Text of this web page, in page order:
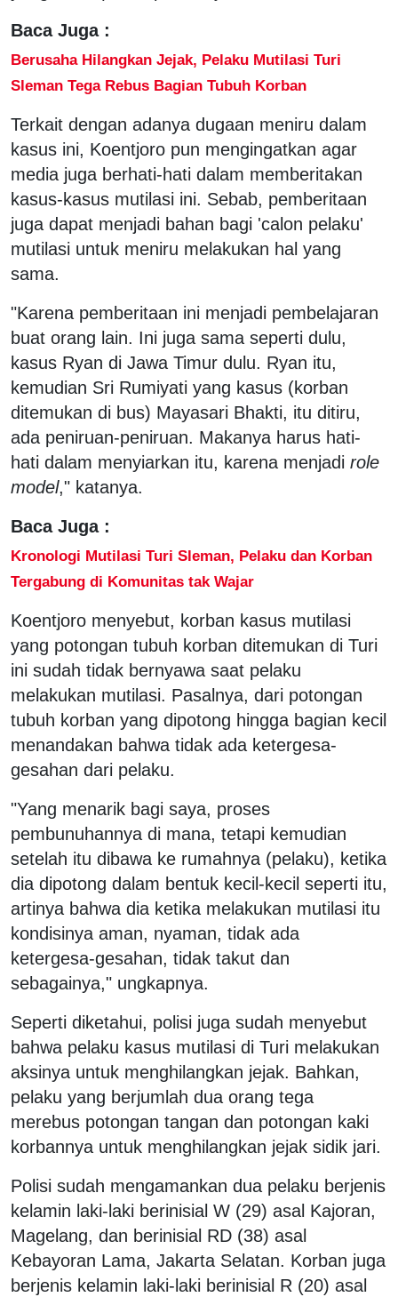
Baca Juga :
Berusaha Hilangkan Jejak, Pelaku Mutilasi Turi
Sleman Tega Rebus Bagian Tubuh Korban
Terkait dengan adanya dugaan meniru dalam
kasus ini, Koentjoro pun mengingatkan agar
media juga berhati-hati dalam memberitakan
kasus-kasus mutilasi ini. Sebab, pemberitaan
juga dapat menjadi bahan bagi 'calon pelaku'
mutilasi untuk meniru melakukan hal yang
sama.
"Karena pemberitaan ini menjadi pembelajaran
buat orang lain. Ini juga sama seperti dulu,
kasus Ryan di Jawa Timur dulu. Ryan itu,
kemudian Sri Rumiyati yang kasus (korban
ditemukan di bus) Mayasari Bhakti, itu ditiru,
ada peniruan-peniruan. Makanya harus hati-
hati dalam menyiarkan itu, karena menjadi role
model," katanya.
Baca Juga :
Kronologi Mutilasi Turi Sleman, Pelaku dan Korban
Tergabung di Komunitas tak Wajar
Koentjoro menyebut, korban kasus mutilasi
yang potongan tubuh korban ditemukan di Turi
ini sudah tidak bernyawa saat pelaku
melakukan mutilasi. Pasalnya, dari potongan
tubuh korban yang dipotong hingga bagian kecil
menandakan bahwa tidak ada ketergesa-
gesahan dari pelaku.
"Yang menarik bagi saya, proses
pembunuhannya di mana, tetapi kemudian
setelah itu dibawa ke rumahnya (pelaku), ketika
dia dipotong dalam bentuk kecil-kecil seperti itu,
artinya bahwa dia ketika melakukan mutilasi itu
kondisinya aman, nyaman, tidak ada
ketergesa-gesahan, tidak takut dan
sebagainya," ungkapnya.
Seperti diketahui, polisi juga sudah menyebut
bahwa pelaku kasus mutilasi di Turi melakukan
aksinya untuk menghilangkan jejak. Bahkan,
pelaku yang berjumlah dua orang tega
merebus potongan tangan dan potongan kaki
korbannya untuk menghilangkan jejak sidik jari.
Polisi sudah mengamankan dua pelaku berjenis
kelamin laki-laki berinisial W (29) asal Kajoran,
Magelang, dan berinisial RD (38) asal
Kebayoran Lama, Jakarta Selatan. Korban juga
berjenis kelamin laki-laki berinisial R (20) asal